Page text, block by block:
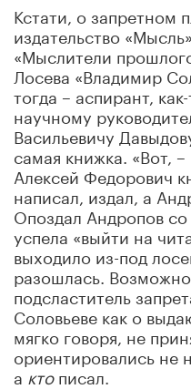
Кстати, о запретном
издательство
«Мыслители
Лосева «Владимир
тогда – аспирант,
научному
Васильевичу
самая книжка. «Вот,
Алексей Федорович
написал, издал, а
Опоздал Андропов
успела «выйти на
выходило из-под
разошлась.
подсластитель
Соловьеве как о
мягко говоря, не
ориентировались не
актописал.